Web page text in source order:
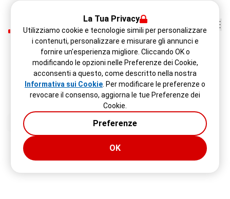
La Tua Privacy
Utilizziamo cookie e tecnologie simili per personalizzare
i contenuti, personalizzare e misurare gli annunci e
fornire un'esperienza migliore. Cliccando OK o
modificando le opzioni nelle Preferenze dei Cookie,
acconsenti a questo, come descritto nella nostra
Informativa sui Cookie . Per modificare le preferenze o
revocare il consenso, aggiorna le tue Preferenze dei
Cookie.
Preferenze
OK